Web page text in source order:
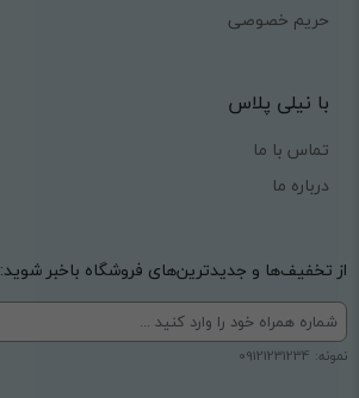
حریم خصوصی
با نیلی پلاس
تماس با ما
درباره ما
از تخفیف‌ها و جدیدترین‌های فروشگاه باخبر شوید:
نمونه: 09121231234